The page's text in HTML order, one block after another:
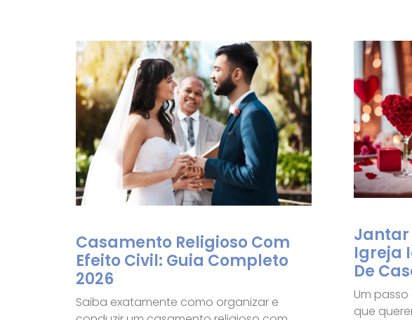
Casamento Religioso Com
Efeito Civil: Guia Completo
2026
Saiba exatamente como organizar e
Jantar
Igreja
De
Um
que